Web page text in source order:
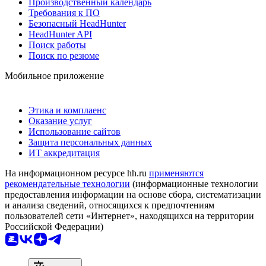
Требования к ПО
Безопасный HeadHunter
HeadHunter API
Поиск работы
Поиск по резюме
Мобильное приложение
Этика и комплаенс
Оказание услуг
Использование сайтов
Защита персональных данных
ИТ аккредитация
На информационном ресурсе hh.ru применяются
рекомендательные технологии (информационные технологии
предоставления информации на основе сбора, систематизации
и анализа сведений, относящихся к предпочтениям
пользователей сети «Интернет», находящихся на территории
Российской Федерации)